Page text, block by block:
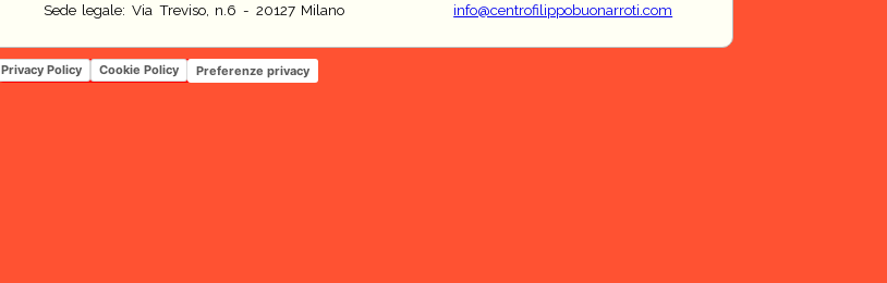
Sede legale: Via Treviso, n.6 - 20127 Milano
info@centrofilippobuonarroti.com
Privacy Policy Cookie Policy Preferenze privacy